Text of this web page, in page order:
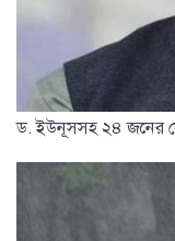
ড. ইউনূসসহ ২৪ জনের